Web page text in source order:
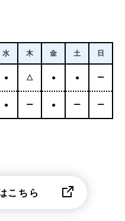
水 木 金 土 日
● △ ● ● ー
● ー ● ー ー
こちら